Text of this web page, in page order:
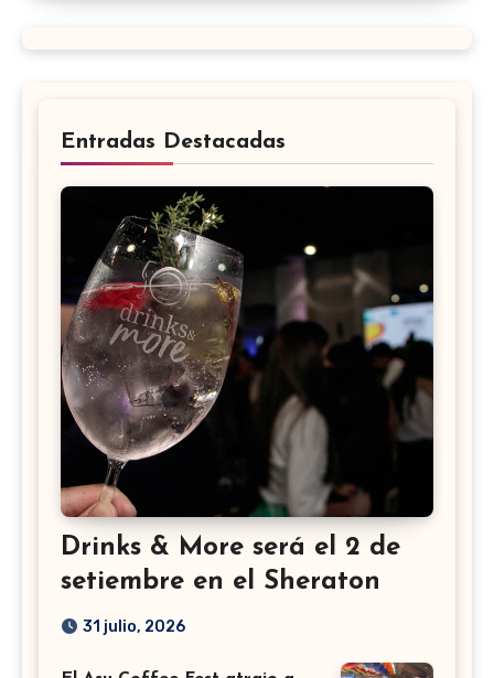
Entradas Destacadas
Drinks & More será el 2 de
setiembre en el Sheraton
31 julio, 2026